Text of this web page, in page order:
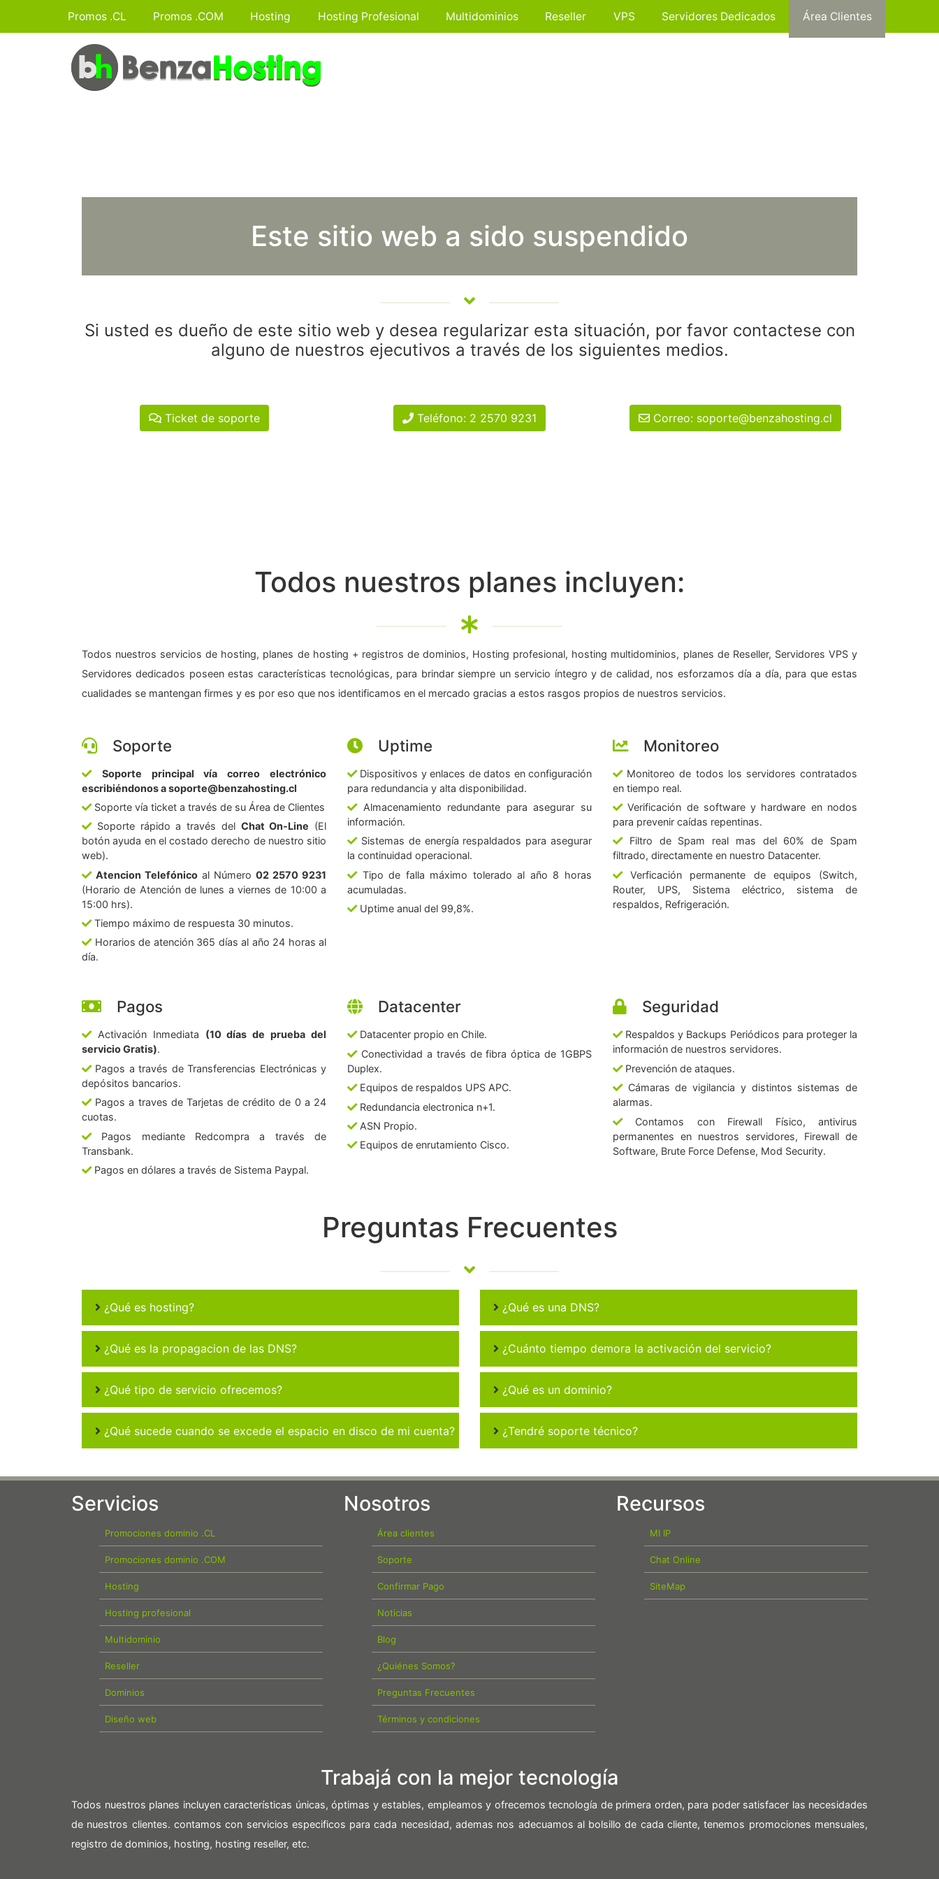
Promos .CL Promos .COM Hosting Hosting Profesional Multidominios Reseller VPS Servidores Dedicados Área Clientes
Este sitio web a sido suspendido
Si usted es dueño de este sitio web y desea regularizar esta situación, por favor contactese con
alguno de nuestros ejecutivos a través de los siguientes medios.
Ticket de soporte Teléfono: 2 2570 9231 Correo: soporte@benzahosting.cl
Todos nuestros planes incluyen:
Todos nuestros servicios de hosting, planes de hosting + registros de dominios, Hosting profesional, hosting multidominios, planes de Reseller, Servidores VPS y
Servidores dedicados poseen estas características tecnológicas, para brindar siempre un servicio íntegro y de calidad, nos esforzamos día a día, para que estas
cualidades se mantengan firmes y es por eso que nos identificamos en el mercado gracias a estos rasgos propios de nuestros servicios.
Soporte
Soporte principal vía correo electrónico
escribiéndonos a soporte@benzahosting.cl
Soporte vía ticket a través de su Área de Clientes
Soporte rápido a través del Chat On-Line (El
botón ayuda en el costado derecho de nuestro sitio
web).
Atencion Telefónico al Número 02 2570 9231
(Horario de Atención de lunes a viernes de 10:00 a
15:00 hrs).
Tiempo máximo de respuesta 30 minutos.
Horarios de atención 365 días al año 24 horas al
día.
Uptime
Dispositivos y enlaces de datos en configuración
para redundancia y alta disponibilidad.
Almacenamiento redundante para asegurar su
información.
Sistemas de energía respaldados para asegurar
la continuidad operacional.
Tipo de falla máximo tolerado al año 8 horas
acumuladas.
Uptime anual del 99,8%.
Monitoreo
Monitoreo de todos los servidores contratados
en tiempo real.
Verificación de software y hardware en nodos
para prevenir caídas repentinas.
Filtro de Spam real mas del 60% de Spam
filtrado, directamente en nuestro Datacenter.
Verficación permanente de equipos (Switch,
Router, UPS, Sistema eléctrico, sistema de
respaldos, Refrigeración.
Pagos
Activación Inmediata (10 días de prueba del
servicio Gratis).
Pagos a través de Transferencias Electrónicas y
depósitos bancarios.
Pagos a traves de Tarjetas de crédito de 0 a 24
cuotas.
Pagos mediante Redcompra a través de
Transbank.
Pagos en dólares a través de Sistema Paypal.
Datacenter
Datacenter propio en Chile.
Conectividad a través de fibra óptica de 1GBPS
Duplex.
Equipos de respaldos UPS APC.
Redundancia electronica n+1.
ASN Propio.
Equipos de enrutamiento Cisco.
Seguridad
Respaldos y Backups Periódicos para proteger la
información de nuestros servidores.
Prevención de ataques.
Cámaras de vigilancia y distintos sistemas de
alarmas.
Contamos con Firewall Físico, antivirus
permanentes en nuestros servidores, Firewall de
Software, Brute Force Defense, Mod Security.
Preguntas Frecuentes
¿Qué es hosting?
¿Qué es la propagacion de las DNS?
¿Qué tipo de servicio ofrecemos?
¿Qué sucede cuando se excede el espacio en disco de mi cuenta?
¿Qué es una DNS?
¿Cuánto tiempo demora la activación del servicio?
¿Qué es un dominio?
¿Tendré soporte técnico?
Servicios
Promociones dominio .CL
Promociones dominio .COM
Hosting
Hosting profesional
Multidominio
Reseller
Dominios
Diseño web
Nosotros
Área clientes
Soporte
Confirmar Pago
Noticias
Blog
¿Quiénes Somos?
Preguntas Frecuentes
Términos y condiciones
Recursos
MI IP
Chat Online
SiteMap
Trabajá con la mejor tecnología
Todos nuestros planes incluyen características únicas, óptimas y estables, empleamos y ofrecemos tecnología de primera orden, para poder satisfacer las necesidades
de nuestros clientes. contamos con servicios especificos para cada necesidad, ademas nos adecuamos al bolsillo de cada cliente, tenemos promociones mensuales,
registro de dominios, hosting, hosting reseller, etc.